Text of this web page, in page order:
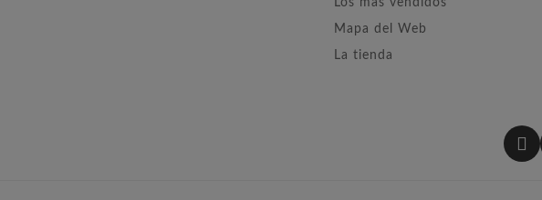
Mapa del Web
La tienda